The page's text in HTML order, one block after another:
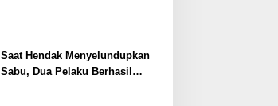
Saat Hendak Menyelundupkan
Sabu, Dua Pelaku Berhasil